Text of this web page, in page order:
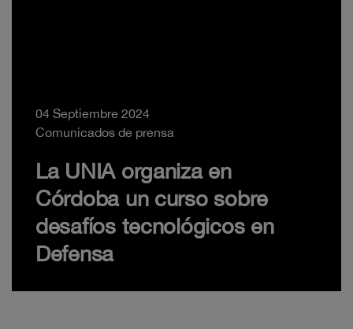
04 Septiembre 2024
Comunicados de prensa
La UNIA organiza en
Córdoba un curso sobre
desafíos tecnológicos en
Defensa